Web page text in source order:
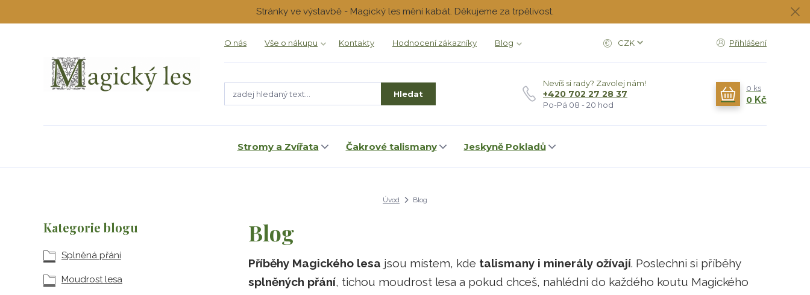
Stránky ve výstavbě - Magický les mění kabát. Děkujeme za trpělivost.
O nás Vše o nákupu Kontakty Hodnocení zákazníky Blog CZK Přihlášení
Hledat
Nevíš si rady? Zavolej nám!
+420 702 27 28 37
Po-Pá 08 - 20 hod
0 ks
0 Kč
Stromy a Zvířata Čakrové talismany Jeskyně Pokladů
Úvod Blog
Kategorie blogu
Splněná přání
Moudrost lesa
Blog
Příběhy Magického lesa jsou místem, kde talismany i minerály ožívají. Poslechni si příběhy
splněných přání, tichou moudrost lesa a pokud chceš, nahlédni do každého koutu Magického